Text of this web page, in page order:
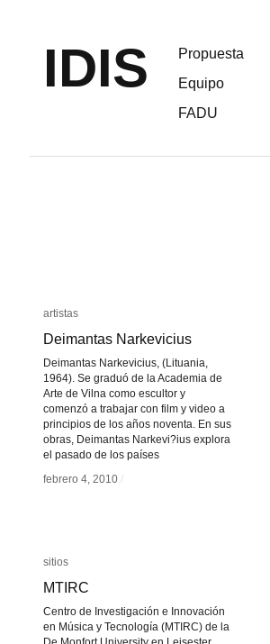
IDIS
Propuesta
Equipo
FADU
artistas
Deimantas Narkevicius
Deimantas Narkevicius, (Lituania,
1964). Se graduó de la Academia de
Arte de Vilna como escultor y
comenzó a trabajar con film y video a
principios de los años noventa. En sus
obras, Deimantas Narkevi?ius explora
el pasado de los países
febrero 4, 2010 /
artistas
Deimantas Narkevicius
febrero 4, 2010 /
sitios
MTIRC
Centro de Investigación e Innovación
en Música y Tecnología (MTIRC) de la
sitios
MTIRC